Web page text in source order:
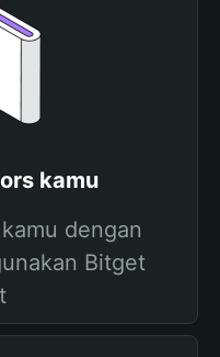
kamu
dengan
Bitget